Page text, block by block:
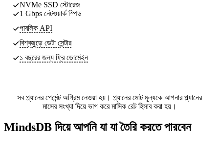
NVMe SSD স্টোরেজ
1 Gbps নেটওয়ার্ক স্পিড
পাবলিক API
বিশ্বজুড়ে ডেটা সেন্টার
১ বছরের জন্য ফ্রি ডোমেইন
সব প্ল্যানের পেমেন্ট অগ্রিম নেওয়া হয়। প্ল্যানের মোট মূল্যকে আপনার প্ল্যানের
মাসের সংখ্যা দিয়ে ভাগ করে মাসিক রেট হিসাব করা হয়।
MindsDB দিয়ে আপনি যা যা তৈরি করতে পারবেন